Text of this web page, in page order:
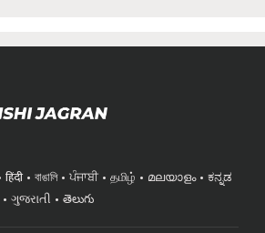
ગુજરાતી తెలుగు